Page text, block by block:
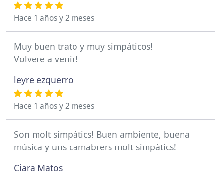
Hace 1 años y 2 meses
Muy buen trato y muy simpáticos!
Volvere a venir!
leyre ezquerro
Hace 1 años y 2 meses
Son molt simpátics! Buen ambiente, buena
música y uns camabrers molt simpàtics!
Ciara Matos